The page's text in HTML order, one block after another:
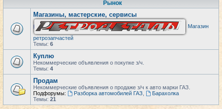
Рынок
Магазины, мастерские, сервисы
Магазин
ретрозапчастей
Темы: 6
Куплю
Некоммерческие объявления о покупке з/ч.
Темы: 4
Продам
Некоммерческие объявления о продаже з/ч к авто марки ГАЗ.
Подфорумы:
Разборка автомобилей ГАЗ
Барахолка
Темы: 21